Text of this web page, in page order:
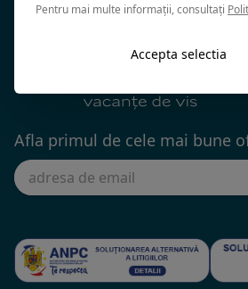
Afla primul de cele mai bune
Pentru mai multe informații, consultați
Accepta selectia